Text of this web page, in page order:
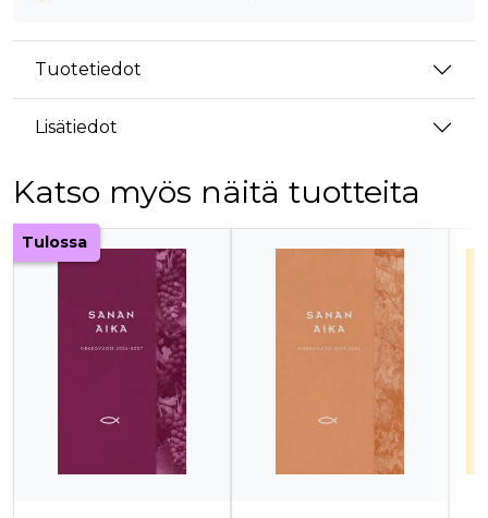
Tuotetiedot
Lisätiedot
Katso myös näitä tuotteita
Tuoteluettelon alku
Tulossa